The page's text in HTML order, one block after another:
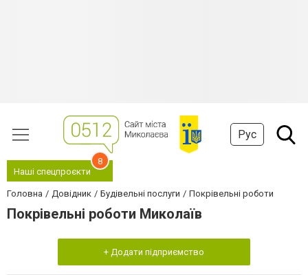
Рус
Наші спецпроєкти
8
Головна Довідник Будівельні послуги Покрівельні роботи
Покрівельні роботи Миколаїв
+ Додати підприємство